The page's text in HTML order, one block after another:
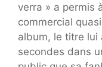
verra » a permis
commercial
album, le titre lui
secondes dans